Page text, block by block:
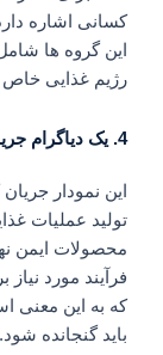
کسانی اشاره
این گروه ها شامل
رژیم غذایی خاص
4. یک دیاگرام جریان بلوک از عملیات خدمات غذای خود تهیه کنید
این نمودار
تولید عملیات
محصولات ایمن
فرآیند مورد
که به این معنی
باید گنجانده شود.